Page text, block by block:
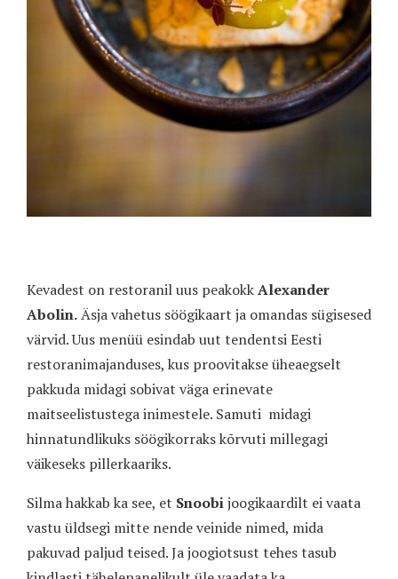
Kevadest on restoranil uus peakokkAlexander
Abolin.Äsja vahetus söögikaart ja omandas sügisesed
värvid. Uus menüü esindab uut tendentsi Eesti
restoranimajanduses, kus proovitakse üheaegselt
pakkuda midagi sobivat väga erinevate
maitseelistustega inimestele. Samuti midagi
hinnatundlikuks söögikorraks kõrvuti millegagi
väikeseks pillerkaariks.
Silma hakkab ka see, et Snoobijoogikaardilt ei vaata
vastu üldsegi mitte nende veinide nimed, mida
pakuvad paljud teised. Ja joogiotsust tehes tasub